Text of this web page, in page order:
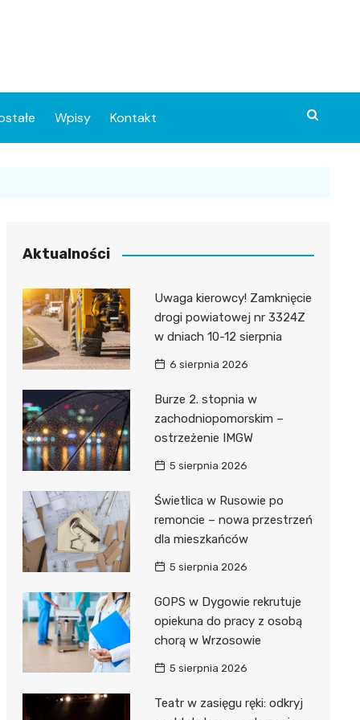
Wpisy Kontakt
Aktualności
Uwaga kierowcy! Zamknięcie
drogi powiatowej nr 3324Z
w dniach 10-12 sierpnia
6 sierpnia 2026
Burze 2. stopnia w
zachodniopomorskim –
ostrzeżenie IMGW
5 sierpnia 2026
Świetlica w Rusowie po
remoncie – nowa przestrzeń
dla mieszkańców
5 sierpnia 2026
GOPS w Dygowie rekrutuje
opiekuna do pracy z osobą
chorą w Wrzosowie
5 sierpnia 2026
Teatr w zasięgu ręki: odkryj